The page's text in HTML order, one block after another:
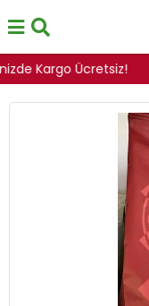
Kargo Ücretsiz!